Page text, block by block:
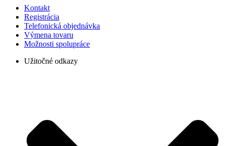
Kontakt
Registrácia
Telefonická objednávka
Výmena tovaru
Možnosti spolupráce
Užitočné odkazy